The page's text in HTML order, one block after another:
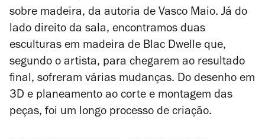
sobre madeira, da autoria de Vasco Maio. Já do
lado direito da sala, encontramos duas
esculturas em madeira de Blac Dwelle que,
segundo o artista, para chegarem ao resultado
final, sofreram várias mudanças. Do desenho em
3D e planeamento ao corte e montagem das
peças, foi um longo processo de criação.